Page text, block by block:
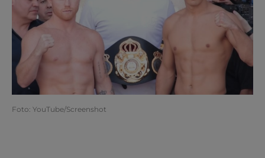
Foto: YouTube/Screenshot